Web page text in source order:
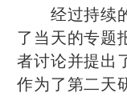
经过持续的
了当天的专题
者讨论并提出
作为了第二天